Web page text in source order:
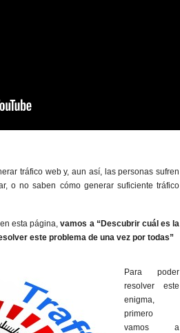
tráfico web y, aun así, las personas sufren
o no saben cómo generar suficiente tráfico
esta página,vamos a “Descubrir cuál es la
este problema de una vez por todas”
Para poder
resolver este
enigma,
primero
vamos a